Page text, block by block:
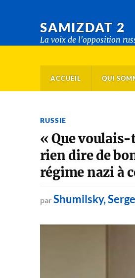
SAMIZDAT 2
La voix de l'opposition
ACCUEIL QUI
RUSSIE
« Que
rien dire de
régime nazi à
par Shumilsky,